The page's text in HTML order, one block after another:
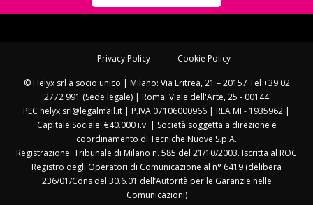
Privacy Policy Cookie Policy
© Helyx srl a socio unico | Milano: Via Eritrea, 21 – 20157 Tel +39 02
2772 991 (Sede legale) | Roma: Viale dell'Arte, 25 - 00144
PEC helyx.srl@legalmail.it | P.IVA 07106000966 | REA MI - 1935962 |
Capitale Sociale: €40.000 i.v. | Società soggetta a direzione e
coordinamento di Tecniche Nuove S.p.A.
Registrazione: Tribunale di Milano n. 585 del 21/10/2003. Iscritta al ROC
Registro degli Operatori di Comunicazione al n° 6419 (delibera
236/01/Cons del 30.6.01 dell’Autorità per le Garanzie nelle
Comunicazioni)